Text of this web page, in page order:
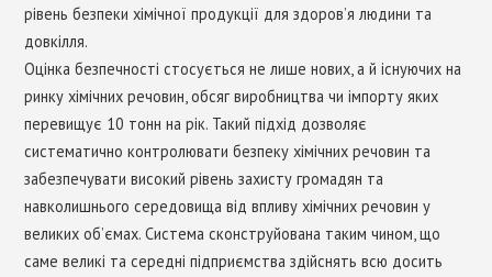
рівень безпеки хімічної продукції для здоров’я людини та
довкілля.
Оцінка безпечності стосується не лише нових, а й існуючих на
ринку хімічних речовин, обсяг виробництва чи імпорту яких
перевищує 10 тонн на рік. Такий підхід дозволяє
систематично контролювати безпеку хімічних речовин та
забезпечувати високий рівень захисту громадян та
навколишнього середовища від впливу хімічних речовин у
великих об’ємах. Система сконструйована таким чином, що
саме великі та середні підприємства здійснять всю досить